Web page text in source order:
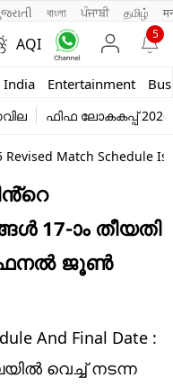
বাংলা ਪੰਜਾਬੀ தமிழ்
AQI
5
India Entertainment
ഫിഫ ലോകകപ്പ് 2026
Revised Match Schedule
17-ാം തീയതി
ജൂൺ
And Final Date :
വെച്ച് നടന്ന